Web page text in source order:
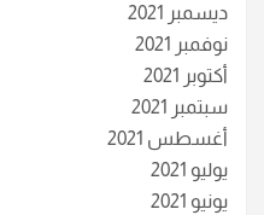
ديسمبر 2021
نوفمبر 2021
أكتوبر 2021
سبتمبر 2021
أغسطس 2021
يوليو 2021
يونيو 2021